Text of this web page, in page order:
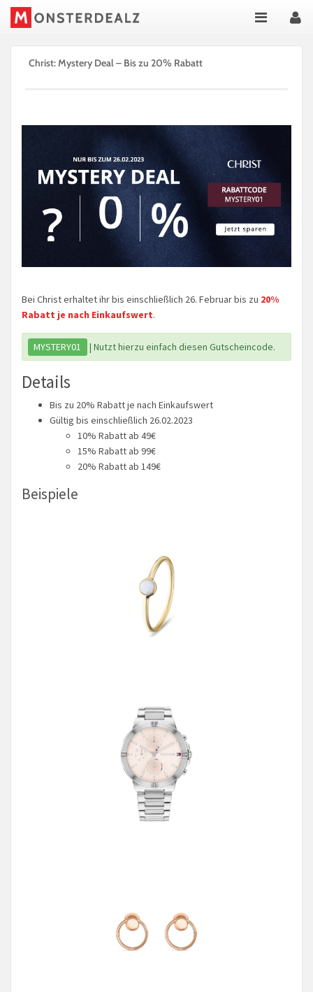
Christ: Mystery Deal – Bis zu 20% Rabatt
Bei Christ erhaltet ihr bis einschließlich 26. Februar bis zu 20%
Rabatt je nach Einkaufswert.
MYSTERY01 | Nutzt hierzu einfach diesen Gutscheincode.
Details
Bis zu 20% Rabatt je nach Einkaufswert
Gültig bis einschließlich 26.02.2023
10% Rabatt ab 49€
15% Rabatt ab 99€
20% Rabatt ab 149€
Beispiele